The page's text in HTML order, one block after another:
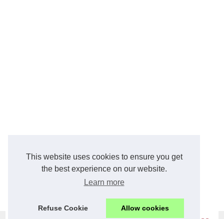
This website uses cookies to ensure you get
the best experience on our website.
Learn more
Refuse Cookie Allow cookies